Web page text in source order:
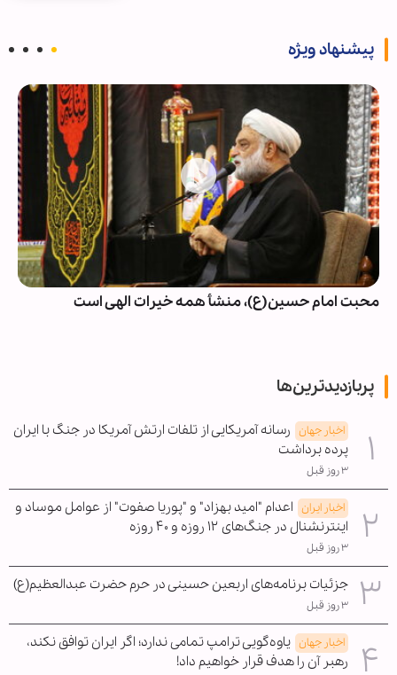
پیشنهاد ویژه
محبت امام حسین(ع)، منشأ همه خیرات الهی است
پربازدیدترین‌ها
اخبار جهان رسانه آمریکایی از تلفات ارتش آمریکا در جنگ با ایران
پرده برداشت
۳ روز قبل
اخبار ایران اعدام "امید بهزاد" و "پوریا صفوت" از عوامل موساد و
اینترنشنال در جنگ‌های ۱۲ روزه و ۴۰ روزه
۳ روز قبل
جزئیات برنامه‌های اربعین حسینی در حرم حضرت عبدالعظیم(ع)
۳ روز قبل
اخبار جهان یاوه‌گویی ترامپ تمامی ندارد؛ اگر ایران توافق نکند،
رهبر آن را هدف قرار خواهیم داد!